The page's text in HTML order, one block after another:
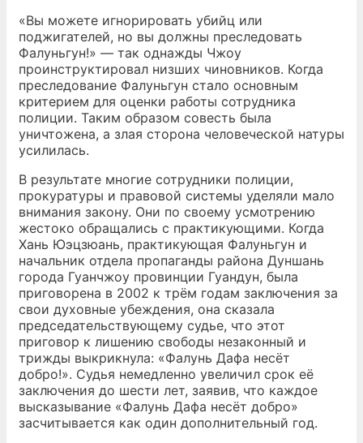
«Вы можете игнорировать убийц или
поджигателей, но вы должны преследовать
Фалуньгун!» — так однажды Чжоу
проинструктировал низших чиновников. Когда
преследование Фалуньгун стало основным
критерием для оценки работы сотрудника
полиции. Таким образом совесть была
уничтожена, а злая сторона человеческой натуры
усилилась.
В результате многие сотрудники полиции,
прокуратуры и правовой системы уделяли мало
внимания закону. Они по своему усмотрению
жестоко обращались с практикующими. Когда
Хань Юэцзюань, практикующая Фалуньгун и
начальник отдела пропаганды района Дуншань
города Гуанчжоу провинции Гуандун, была
приговорена в 2002 к трём годам заключения за
свои духовные убеждения, она сказала
председательствующему судье, что этот
приговор к лишению свободы незаконный и
трижды выкрикнула: «Фалунь Дафа несёт
добро!». Судья немедленно увеличил срок её
заключения до шести лет, заявив, что каждое
высказывание «Фалунь Дафа несёт добро»
засчитывается как один дополнительный год.